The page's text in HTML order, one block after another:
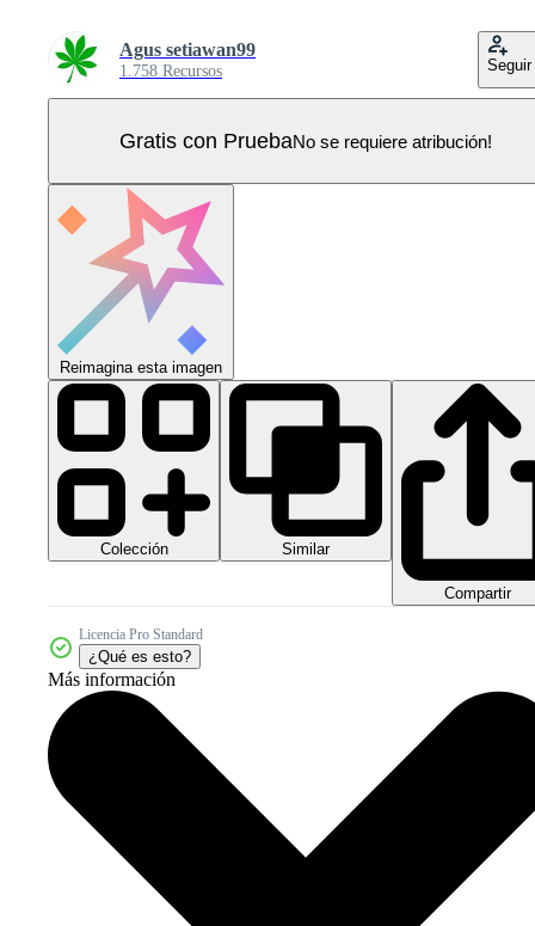
Agus setiawan99
1.758 Recursos Seguir
Gratis con PruebaNo se requiere atribución!
Reimagina esta imagen
Colección Similar
Compartir
Licencia Pro Standard
¿Qué es esto?
Más información